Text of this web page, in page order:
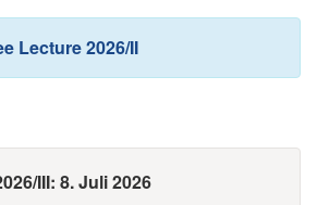
Lecture 2026/II
III: 8. Juli 2026